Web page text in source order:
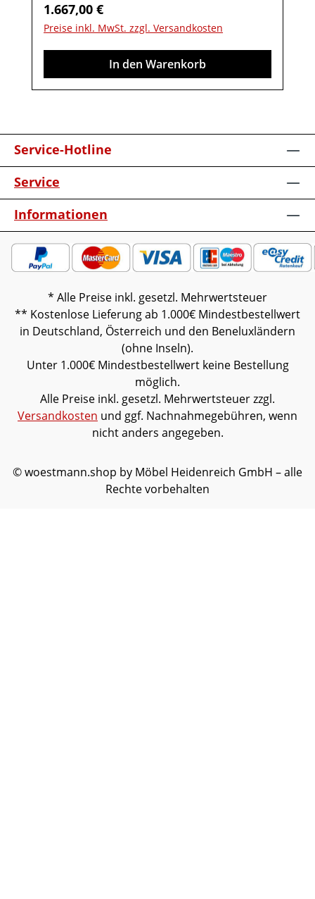
vormontiert (Restmontage kann
erforderlich sein).Farben können auf
verschiedenen Bildschirmen abweichen.
Deko oder andere Beimöbel sind nicht
enthalten. Abbildung kann abweichen.
Regulärer Preis:
1.667,00 €
Preise inkl. MwSt. zzgl. Versandkosten
In den Warenkorb
Service-Hotline
Service
Informationen
* Alle Preise inkl. gesetzl. Mehrwertsteuer
** Kostenlose Lieferung ab 1.000€ Mindestbestellwert
in Deutschland, Österreich und den Beneluxländern
(ohne Inseln).
Unter 1.000€ Mindestbestellwert keine Bestellung
möglich.
Alle Preise inkl. gesetzl. Mehrwertsteuer zzgl.
Versandkosten und ggf. Nachnahmegebühren, wenn
nicht anders angegeben.
© woestmann.shop by Möbel Heidenreich GmbH – alle
Rechte vorbehalten